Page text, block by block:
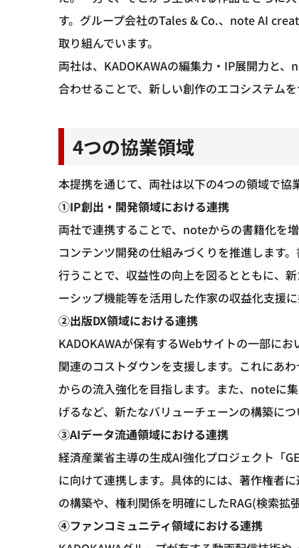
す。グループ会社のTales & Co.、note AI
取り組んでいます。
両社は、KADOKAWAの編集力・IP展開力と
合わせることで、新しい創作のエコシステムを
4つの協業領域
本提携を通じて、両社は以下の4つの領域で協
①IP創出・開発領域における連携
両社で連携することで、noteからの書籍化を
コンテンツ開発の仕組みづくりを推進します
行うことで、収益性の向上を図るとともに、
ーシップ機能等を活用した作家の収益化支援に
②出版DX領域における連携
KADOKAWAが保有するWebサイトの一部に
関連のコストダウンを支援します。これにあ
からの流入強化を目指します。また、noteに
げるなど、新たなバリューチェーンの構築に
③AIデータ流通領域における連携
経済産業省主導の生成AI強化プロジェクト「
に向けて連携します。具体的には、著作権者
の構築や、権利関係を明確にしたRAG(検索拡
④ファンコミュニティ領域における連携